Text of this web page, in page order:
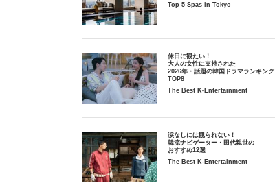
Top 5 Spas in Tokyo
休日に観たい！
大人の女性に支持された
2026年・話題の韓国ドラマランキング
TOP8
The Best K-Entertainment
涙なしには観られない！
韓流ナビゲーター・田代親世の
おすすめ12選
The Best K-Entertainment